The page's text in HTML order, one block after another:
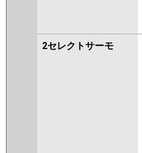
2セレクトサーモ